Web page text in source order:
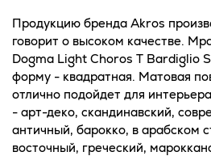
Продукцию бренда Akros
говорит о высоком качестве.
Dogma Light Choros T Bardiglio
форму - квадратная. Матовая
отлично подойдет для
- арт-деко, скандинавский,
античный, барокко, в арабском
восточный, греческий,